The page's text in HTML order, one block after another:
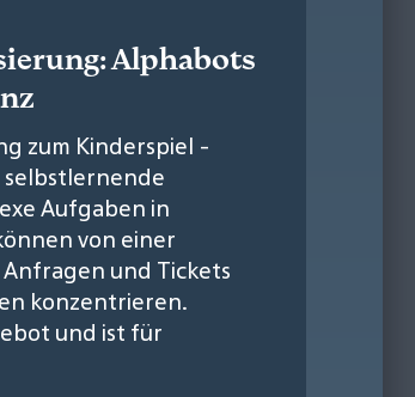
Alphabots
zum Kinderspiel -
Aufgaben in
von einer
und Tickets
konzentrieren.
und ist für